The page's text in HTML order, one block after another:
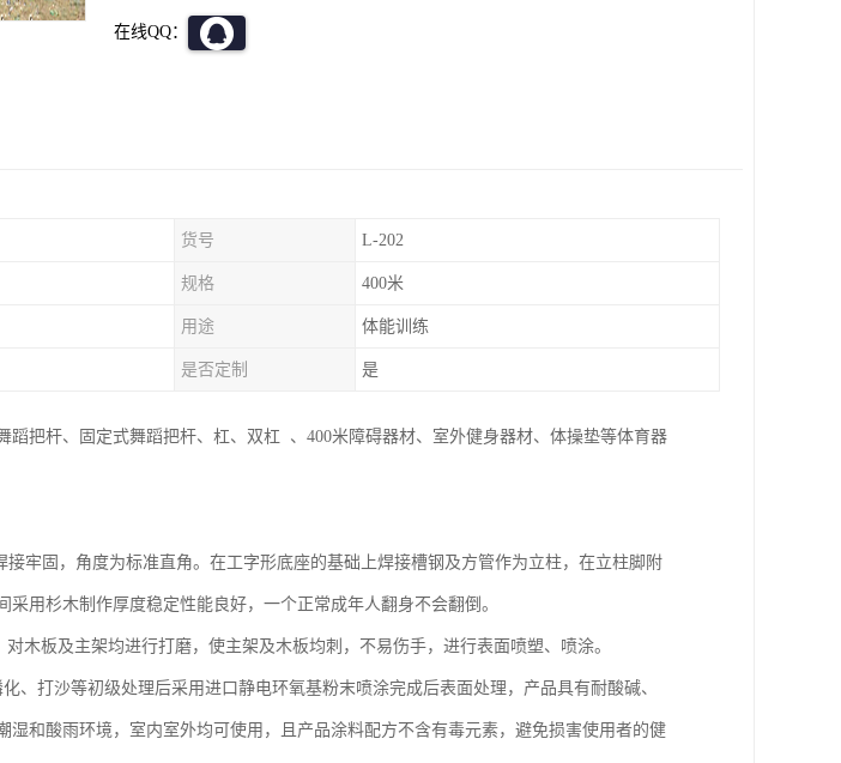
在线QQ：
货号 L-202
规格 400米
用途 体能训练
是否定制 是
蹈把杆、固定式舞蹈把杆、杠、双杠 、400米障碍器材、室外健身器材、体操垫等体育器
接牢固，角度为标准直角。在工字形底座的基础上焊接槽钢及方管作为立柱，在立柱脚附
用杉木制作厚度稳定性能良好，一个正常成年人翻身不会翻倒。
木板及主架均进行打磨，使主架及木板均刺，不易伤手，进行表面喷塑、喷涂。
、打沙等初级处理后采用进口静电环氧基粉末喷涂完成后表面处理，产品具有耐酸碱、
湿和酸雨环境，室内室外均可使用，且产品涂料配方不含有毒元素，避免损害使用者的健